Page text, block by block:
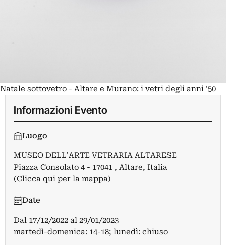
Natale sottovetro - Altare e Murano: i vetri degli anni '50
Informazioni Evento
Luogo
MUSEO DELL'ARTE VETRARIA ALTARESE
Piazza Consolato 4 - 17041 , Altare, Italia
(Clicca qui per la mappa)
Date
Dal 17/12/2022 al 29/01/2023
martedì-domenica: 14-18; lunedì: chiuso